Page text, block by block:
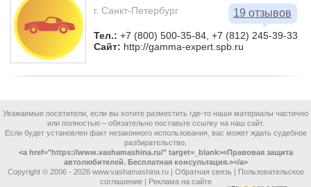
19 отзывов
г. Санкт-Петербург
Тел.: +7 (800) 500-35-84, +7 (812) 245-39-33
Сайт: http://gamma-expert.spb.ru
Уважаемые посетители, если вы хотите разместить где-то наши материалы частично
или полностью – обязательно поставьте ссылку на наш сайт.
Если будет установлен факт незаконного использования, вас может ждать судебное
разбирательство.
<a href="https://www.vashamashina.ru/" target=_blank>«Правовая защита
автолюбителей. Бесплатная консультация.»</a>
Copyright © 2006 - 2026 www.vashamashina.ru | Обратная связь | Пользовательское
соглашение| Реклама на сайте